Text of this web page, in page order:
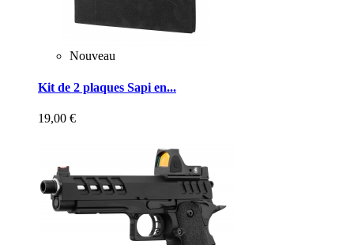
Nouveau
Kit de 2 plaques Sapi en...
19,00 €